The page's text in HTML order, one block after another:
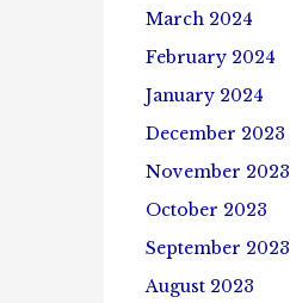
March 2024
February 2024
January 2024
December 2023
November 2023
October 2023
September 2023
August 2023